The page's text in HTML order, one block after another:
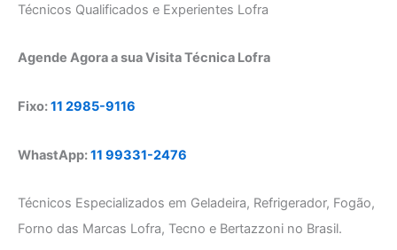
Técnicos Qualificados e Experientes Lofra
Agende Agora a sua Visita Técnica Lofra
Fixo:11 2985-9116
WhastApp:11 99331-2476
Técnicos Especializados em Geladeira, Refrigerador, Fogão,
Forno das Marcas Lofra, Tecno e Bertazzoni no Brasil.